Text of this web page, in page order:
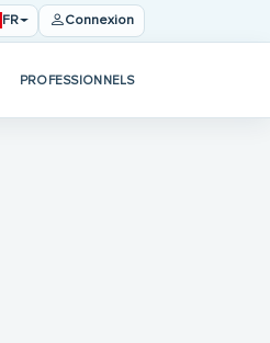
FR Connexion
PROFESSIONNELS